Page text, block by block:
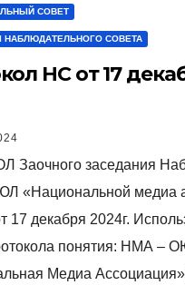
СОВЕТ
НАБЛЮДАТЕЛЬНОГО СОВЕТА
НС от 17
Заочного заседания
«Национальной медиа
17 декабря 2024г.
понятия: НМА –
Медиа